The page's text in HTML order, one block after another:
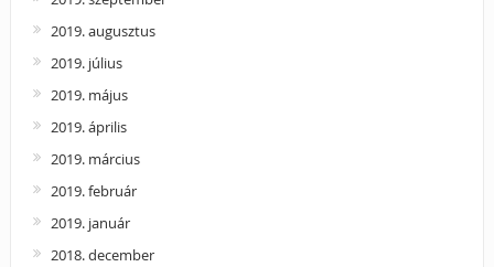
2019. augusztus
2019. július
2019. május
2019. április
2019. március
2019. február
2019. január
2018. december